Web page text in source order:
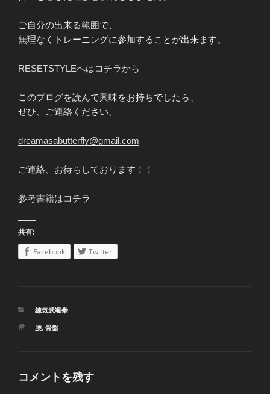
ご自分の出来る範囲で、
無理なくトレーニングに参加することが出来ます。
RESETSTYLEへはコチラから
このブログを読んで興味をお持ちでしたら、
ぜひ、ご連絡ください。
dreamasabutterfly@gmail.com
ご連絡、お待ちしております！！
参考書籍はコチラ
共有:
Facebook Twitter
カ
ゴ
練気武颯拳
タ
腰, 骨盤
コメントを残す